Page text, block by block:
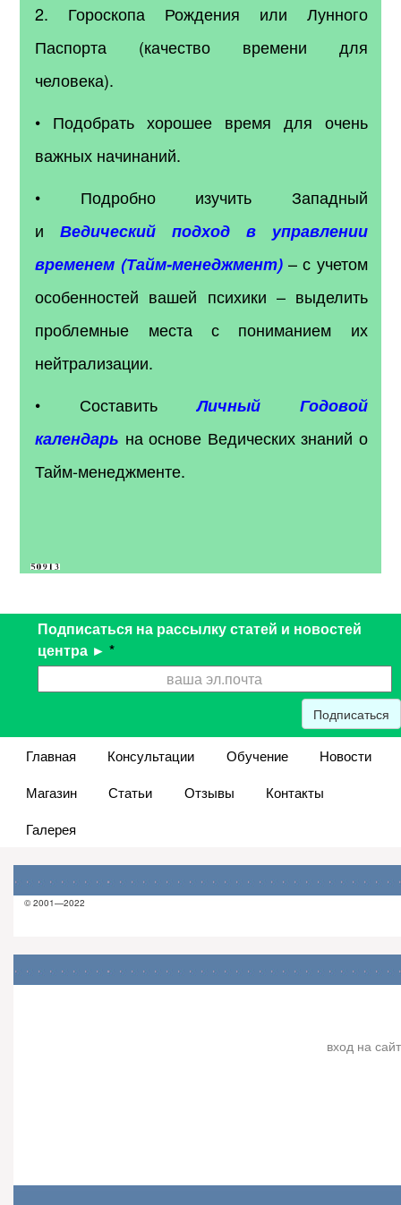
2. Гороскопа Рождения или Лунного
Паспорта (качество времени для
человека).
• Подобрать хорошее время для очень
важных начинаний.
• Подробно изучить Западный
иВедический подход в управлении
временем (Тайм-менеджмент)– с учетом
особенностей вашей психики – выделить
проблемные места с пониманием их
нейтрализации.
• СоставитьЛичный Годовой
календарь на основе Ведических знаний о
Тайм-менеджменте.
Подписаться на рассылку статей и новостей
центра ► *
Подписаться
Главная Консультации Обучение
Новости
Магазин
Статьи Отзывы
Контакты
Галерея
© 2001—2022
вход на сайт